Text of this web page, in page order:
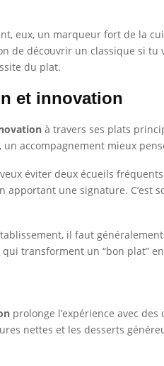
eux, un marqueur fort de la
de découvrir un classique si
du plat.
et innovation
à travers ses plats
accompagnement mieux
éviter deux écueils
apportant une signature.
il faut
qui transforment un “bon plat”
prolonge l’expérience avec
nettes et les desserts